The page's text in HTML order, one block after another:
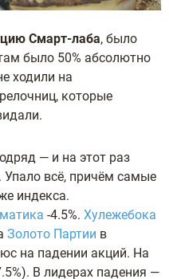
Смарт-лаба, было
было 50% абсолютно
ходили на
которые
— и на этот раз
Упало всё, причём самые
индекса.
-4.5%. Хулежебока
Золото Партии в
на падении акций. На
В лидерах падения —